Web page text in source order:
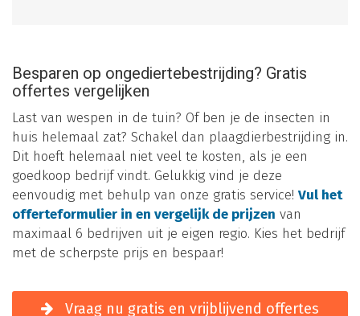
Besparen op ongediertebestrijding? Gratis
offertes vergelijken
Last van wespen in de tuin? Of ben je de insecten in
huis helemaal zat? Schakel dan plaagdierbestrijding in.
Dit hoeft helemaal niet veel te kosten, als je een
goedkoop bedrijf vindt. Gelukkig vind je deze
eenvoudig met behulp van onze gratis service! Vul het
offerteformulier in en vergelijk de prijzen van
maximaal 6 bedrijven uit je eigen regio. Kies het bedrijf
met de scherpste prijs en bespaar!
Vraag nu gratis en vrijblijvend offertes